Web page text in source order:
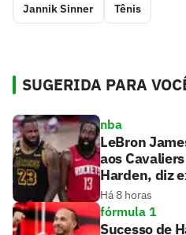
Jannik Sinner Tênis
SUGERIDA PARA
nba
LeBron
aos
Harden, diz
Há 8 horas
fórmula 1
Sucesso de